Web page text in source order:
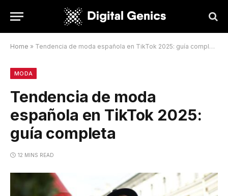
Home » Tendencia de moda española en TikTok 2025: guía completa
MODA
Tendencia de moda
española en TikTok 2025:
guía completa
12 MINS READ